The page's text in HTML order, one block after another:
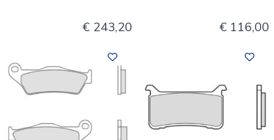
€ 243,20 € 116,00